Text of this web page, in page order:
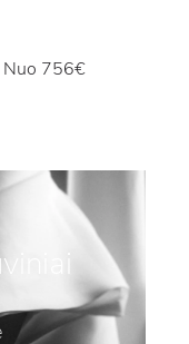
Nuo 756€